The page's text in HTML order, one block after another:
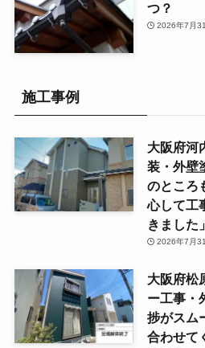
つ？
2026年7月
施工事例
大阪府河
装・外壁
のところ
心して工
きました」
2026年7月
大阪府松
ー工事・
捗がスム
合わせて